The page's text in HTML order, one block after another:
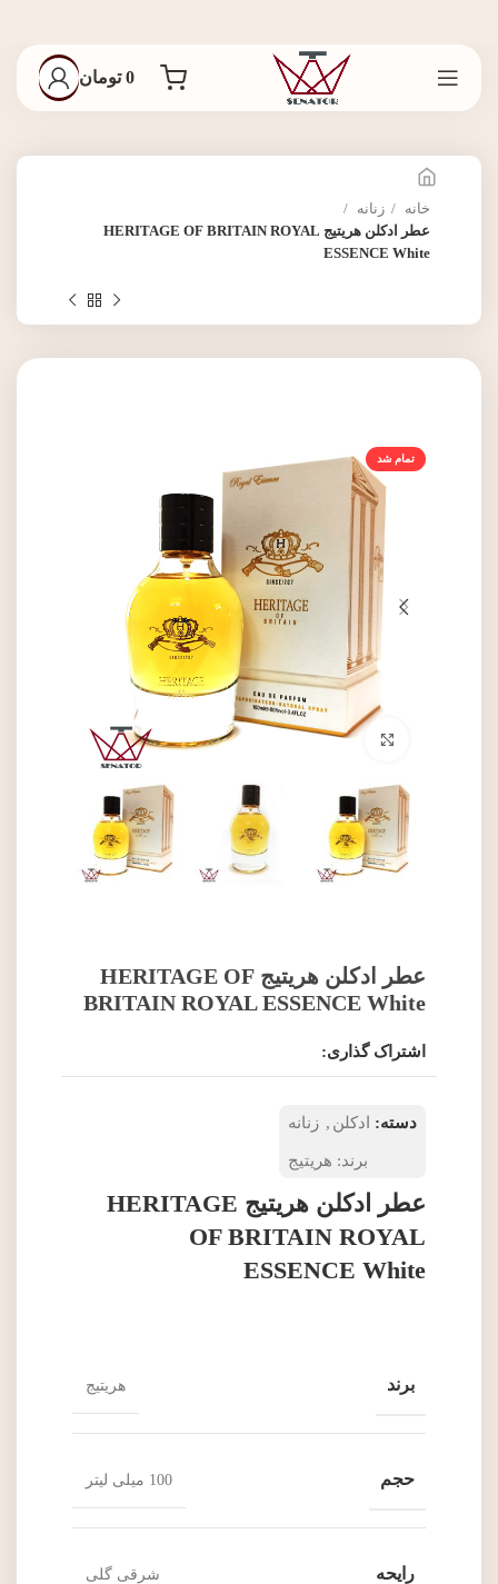
0 تومان
خانه
زنانه
عطر ادکلن هریتیج HERITAGE OF BRITAIN ROYAL
ESSENCE White
تمام شد
برای بزرگنمایی کلیک کنید
عطر ادکلن هریتیج HERITAGE OF
BRITAIN ROYAL ESSENCE White
اشتراک گذاری:
دسته: ادکلن , زنانه
برند: هریتیج
عطر ادکلن هریتیج HERITAGE
OF BRITAIN ROYAL
ESSENCE White
برند هریتیج
حجم 100 میلی لیتر
رایحه شرقی گلی